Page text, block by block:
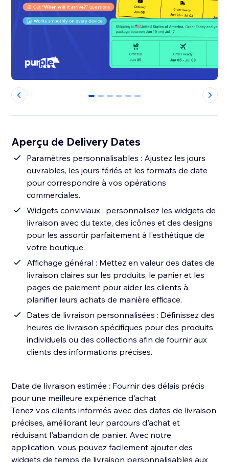
0 1 2 3 4 5
Aperçu de Delivery Dates
Paramètres personnalisables : Ajustez les jours
ouvrables, les jours fériés et les formats de date
pour correspondre à vos opérations
commerciales.
Widgets conviviaux : personnalisez les widgets de
livraison avec du texte, des icônes et des designs
pour les assortir parfaitement à l'esthétique de
votre boutique.
Affichage général : Mettez en valeur des dates de
livraison claires sur les produits, le panier et les
pages de paiement pour aider les clients à
planifier leurs achats de manière efficace.
Dates de livraison personnalisées : Définissez des
heures de livraison spécifiques pour des produits
individuels ou des collections afin de fournir aux
clients des informations précises.
Date de livraison estimée : Fournir des délais précis
pour une meilleure expérience d'achat
Tenez vos clients informés avec des dates de livraison
précises, améliorant leur parcours d'achat et
réduisant l'abandon de panier. Avec notre
application, vous pouvez facilement ajouter des
widgets de temps de livraison personnalisables aux